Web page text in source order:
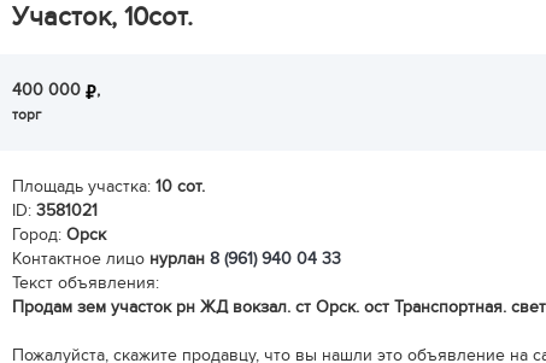
Участок, 10сот.
400 000 ,
торг
Площадь участка: 10 сот.
ID: 3581021
Город: Орск
Контактное лицо нурлан 8 (961) 940 04 33
Текст объявления:
Продам зем участок рн ЖД вокзал. ст Орск. ост Транспортная.
Пожалуйста, скажите продавцу, что вы нашли это объявление на